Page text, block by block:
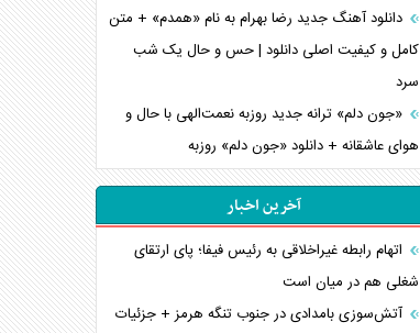
دانلود آهنگ جدید رضا بهرام به نام «همدم» + متن
کامل و کیفیت اصلی دانلود | حس و حال یک شب
سرد
«جون دلم» ترانه جدید روزبه نعمت‌الهی با حال و
هوای عاشقانه + دانلود «جون دلم» روزبه
آخرین اخبار
اتهام رابطه غیراخلاقی به رئیس فیفا؛ پای ارتقای
شغلی هم در میان است
آتش‌سوزی بامدادی در جنوب تنگه هرمز + جزئیات